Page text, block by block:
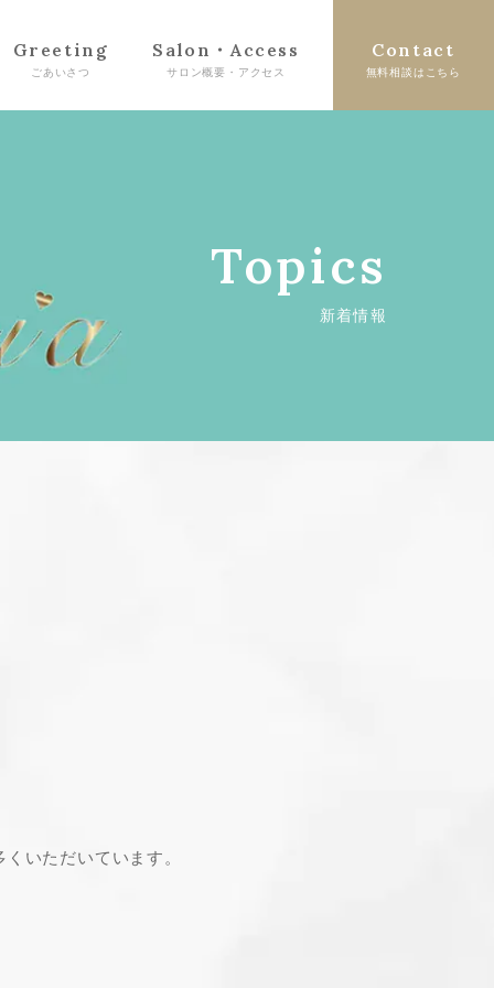
Greeting Salon・Access Contact
Topics
新着情報
いただいています。